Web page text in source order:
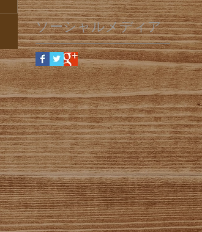
ソーシャルメディア